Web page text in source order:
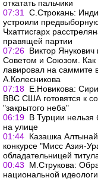
откатать пальчики
07:31
С.Строкань:
устроили
Чхаттисгарх
правящей партии
07:26 Виктор
Советом и Союзом. Как
лавировал на саммите
А.Колесникова
07:18 Е.Новикова:
ВВС США готовятся к
"закрытого неба"
06:19 В Турции нельзя
на улице
01:44 Казашка
конкурсе "Мисс Азия-
обладательницей
00:43
М.Струкова:
национальной